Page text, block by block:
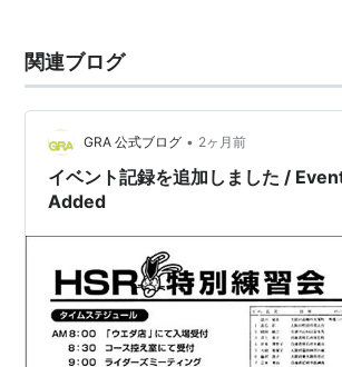
関連ブログ
GRA 公式ブログ • 2ヶ月前
イベント記録を追加しました /
Added